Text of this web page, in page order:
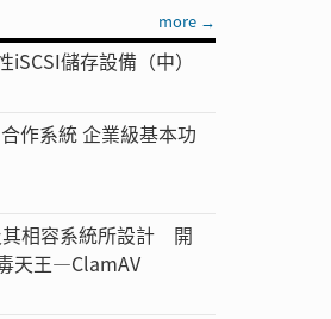
more →
iSCSI儲存設備（中）
作系統 企業級基本功
其相容系統所設計 開
天王—ClamAV